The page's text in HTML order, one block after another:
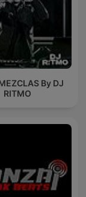
By DJ
RITMO